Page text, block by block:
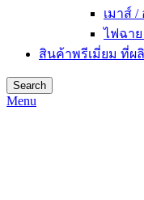
เมาส์
ไฟฉา
สินค้าพรีเมี่ยม ที่ผ
Search
Menu